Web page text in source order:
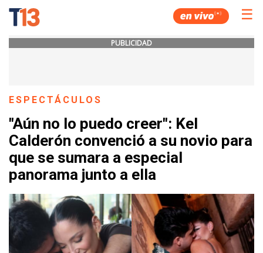
☰
PUBLICIDAD
ESPECTÁCULOS
"Aún no lo puedo creer": Kel
Calderón convenció a su novio para
que se sumara a especial
panorama junto a ella